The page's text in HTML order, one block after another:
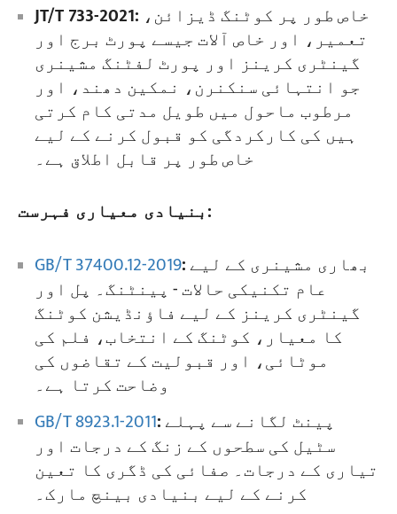
JT/T 733-2021:
تعمیر، اور خاص آلات جیسے پورٹ برج اور
گینٹری کرینز اور پورٹ لفٹنگ مشینری
جو انتہائی سنکنرن، نمکین دھند، اور
مرطوب ماحول میں طویل مدتی کام کرتی
ہیں کی کارکردگی کو قبول کرنے کے لیے
خاص طور پر قابل اطلاق ہے۔
بنیادی معیاری فہرست:
GB/T 37400.12-2019:
عام تکنیکی حالات - پینٹنگ۔ پل اور
گینٹری کرینز کے لیے فاؤنڈیشن کوٹنگ
کا معیار، کوٹنگ کے انتخاب، فلم کی
موٹائی، اور قبولیت کے تقاضوں کی
وضاحت کرتا ہے۔
GB/T 8923.1-2011:
سٹیل کی سطحوں کے زنگ کے درجات اور
تیاری کے درجات۔ صفائی کی ڈگری کا تعین
کرنے کے لیے بنیادی بینچ مارک۔